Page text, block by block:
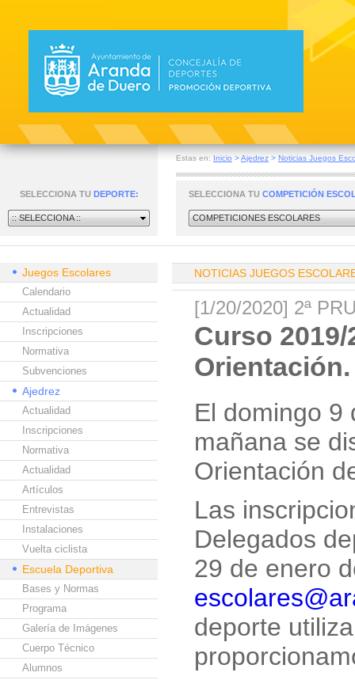
Estas en: Inicio >Ajedrez > Noticias Juegos
SELECCIONA TU DEPORTE:
:: SELECCIONA ::
SELECCIONA TU COMPETICIÓN
COMPETICIONES ESCOLARES
Juegos Escolares
Calendario
Actualidad
Inscripciones
Normativa
Subvenciones
Ajedrez
Actualidad
Inscripciones
Normativa
Actualidad
Artículos
Entrevistas
Instalaciones
Vuelta ciclista
Escuela Deportiva
Bases y Normas
Programa
Galería de Imágenes
Cuerpo Técnico
Alumnos
NOTICIAS JUEGOS
[1/20/2020] 2ª
Curso
El domingo 9
mañana se
Orientación
Las
Delegados
29 de enero
deporte